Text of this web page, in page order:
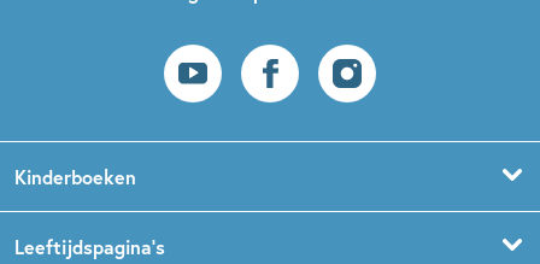
Kinderboeken
Leeftijdspagina’s